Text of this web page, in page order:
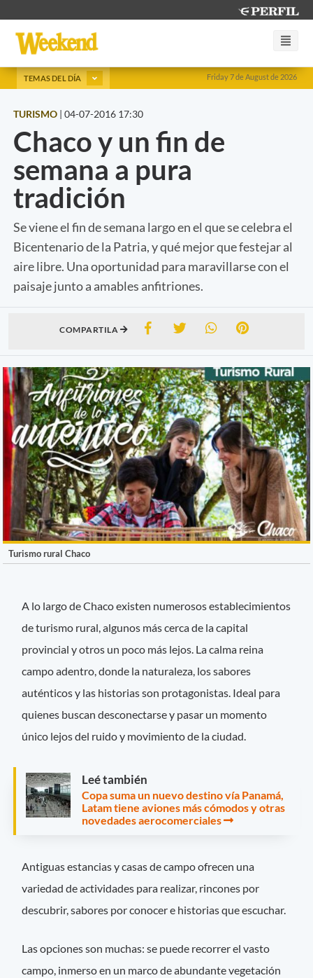
Friday 7 de August de 2026
TEMAS DEL DÍA
TURISMO | 04-07-2016 17:30
Chaco y un fin de
semana a pura
tradición
Se viene el fin de semana largo en el que se celebra el
Bicentenario de la Patria, y qué mejor que festejar al
aire libre. Una oportunidad para maravillarse con el
paisaje junto a amables anfitriones.
COMPARTILA
Turismo rural Chaco
A lo largo de Chaco existen numerosos establecimientos
de turismo rural, algunos más cerca de la capital
provincial y otros un poco más lejos. La calma reina
campo adentro, donde la naturaleza, los sabores
auténticos y las historias son protagonistas. Ideal para
quienes buscan desconectarse y pasar un momento
único lejos del ruido y movimiento de la ciudad.
Leé también
Copa suma un nuevo destino vía Panamá,
Latam tiene aviones más cómodos y otras
novedades aerocomerciales
Antiguas estancias y casas de campo ofrecen una
variedad de actividades para realizar, rincones por
descubrir, sabores por conocer e historias que escuchar.
Las opciones son muchas: se puede recorrer el vasto
campo, inmerso en un marco de abundante vegetación